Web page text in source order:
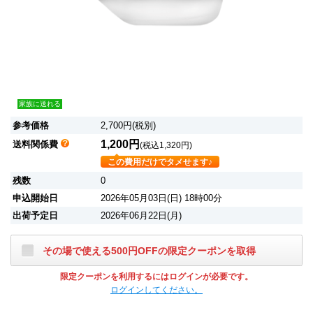
家族に送れる
参考価格
2,700円(税別)
送料関係費
1,200円 (税込1,320円)
この費用だけでタメせます♪
残数
0
申込開始日
2026年05月03日(日) 18時00分
出荷予定日
2026年06月22日(月)
その場で使える500円OFFの限定クーポンを取得
限定クーポンを利用するにはログインが必要です。
ログインしてください。